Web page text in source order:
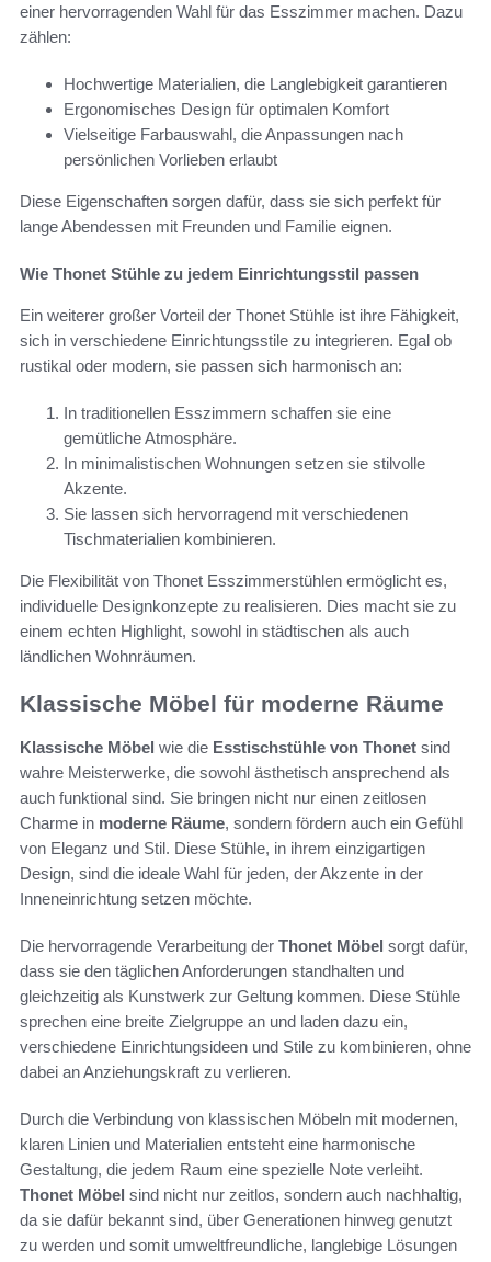
einer hervorragenden Wahl für das Esszimmer machen. Dazu
zählen:
Hochwertige Materialien, die Langlebigkeit garantieren
Ergonomisches Design für optimalen Komfort
Vielseitige Farbauswahl, die Anpassungen nach
persönlichen Vorlieben erlaubt
Diese Eigenschaften sorgen dafür, dass sie sich perfekt für
lange Abendessen mit Freunden und Familie eignen.
Wie Thonet Stühle zu jedem Einrichtungsstil passen
Ein weiterer großer Vorteil der Thonet Stühle ist ihre Fähigkeit,
sich in verschiedene Einrichtungsstile zu integrieren. Egal ob
rustikal oder modern, sie passen sich harmonisch an:
In traditionellen Esszimmern schaffen sie eine
gemütliche Atmosphäre.
In minimalistischen Wohnungen setzen sie stilvolle
Akzente.
Sie lassen sich hervorragend mit verschiedenen
Tischmaterialien kombinieren.
Die Flexibilität von Thonet Esszimmerstühlen ermöglicht es,
individuelle Designkonzepte zu realisieren. Dies macht sie zu
einem echten Highlight, sowohl in städtischen als auch
ländlichen Wohnräumen.
Klassische Möbel für moderne Räume
Klassische Möbel wie die Esstischstühle von Thonet sind
wahre Meisterwerke, die sowohl ästhetisch ansprechend als
auch funktional sind. Sie bringen nicht nur einen zeitlosen
Charme in moderne Räume, sondern fördern auch ein Gefühl
von Eleganz und Stil. Diese Stühle, in ihrem einzigartigen
Design, sind die ideale Wahl für jeden, der Akzente in der
Inneneinrichtung setzen möchte.
Die hervorragende Verarbeitung der Thonet Möbel sorgt dafür,
dass sie den täglichen Anforderungen standhalten und
gleichzeitig als Kunstwerk zur Geltung kommen. Diese Stühle
sprechen eine breite Zielgruppe an und laden dazu ein,
verschiedene Einrichtungsideen und Stile zu kombinieren, ohne
dabei an Anziehungskraft zu verlieren.
Durch die Verbindung von klassischen Möbeln mit modernen,
klaren Linien und Materialien entsteht eine harmonische
Gestaltung, die jedem Raum eine spezielle Note verleiht.
Thonet Möbel sind nicht nur zeitlos, sondern auch nachhaltig,
da sie dafür bekannt sind, über Generationen hinweg genutzt
zu werden und somit umweltfreundliche, langlebige Lösungen